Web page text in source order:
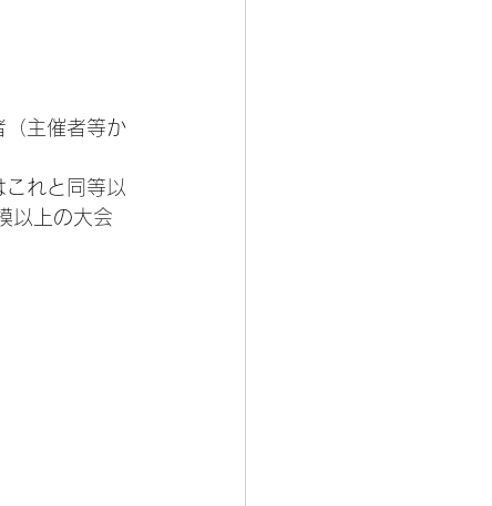
（主催者等か
これと同等以
以上の大会